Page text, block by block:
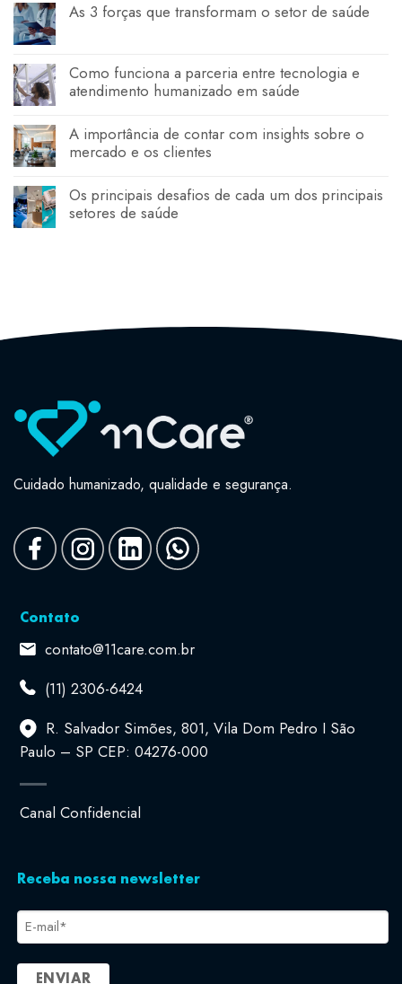
As 3 forças que transformam o setor de saúde
Como funciona a parceria entre tecnologia e
atendimento humanizado em saúde
A importância de contar com insights sobre o
mercado e os clientes
Os principais desafios de cada um dos principais
setores de saúde
Cuidado humanizado, qualidade e segurança.
Contato
contato@11care.com.br
(11) 2306-6424
R. Salvador Simões, 801, Vila Dom Pedro I São
Paulo – SP CEP: 04276-000
Canal Confidencial
Receba nossa newsletter
E-
mail
*